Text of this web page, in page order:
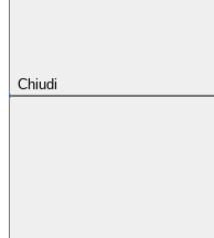
Chiudi